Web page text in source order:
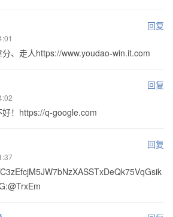
回复
、走人https://www.youdao-win.it.com
回复
！https://q-google.com
回复